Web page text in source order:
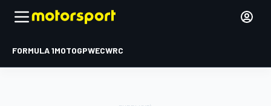
FORMULA 1MOTOGPWECWRC